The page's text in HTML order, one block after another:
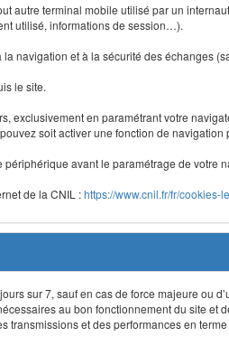
autre terminal mobile utilisé par un
utilisé, informations de session…).
navigation et à la sécurité des échanges
le site.
exclusivement en paramétrant votre
soit activer une fonction de
avant le paramétrage de votre
de la CNIL :https://www.cnil.fr/fr/cookies-
sur 7, sauf en cas de force majeure ou
au bon fonctionnement du site et
et des performances en